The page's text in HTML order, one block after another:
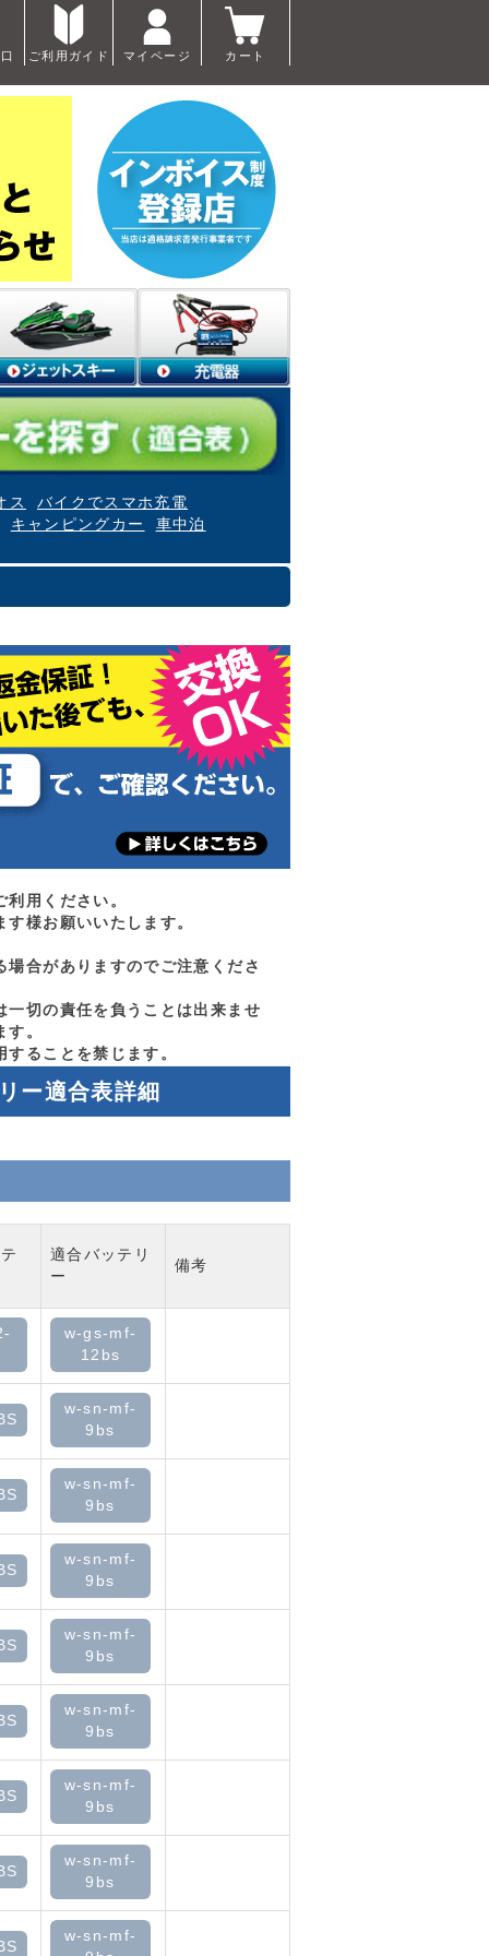
ご利用ガイド マイページ カート
ス
バイクでスマホ充電
キャンピングカー
車中泊
用ください。
様お願いいたします。
合がありますのでご注意くださ
一切の責任を負うことは出来ませ
。
ることを禁じます。
ー適合表詳細
適合バッテリ
ー
備考
w-gs-mf-
12bs
w-sn-mf-
9bs
w-sn-mf-
9bs
w-sn-mf-
9bs
w-sn-mf-
9bs
w-sn-mf-
9bs
w-sn-mf-
9bs
w-sn-mf-
9bs
w-sn-mf-